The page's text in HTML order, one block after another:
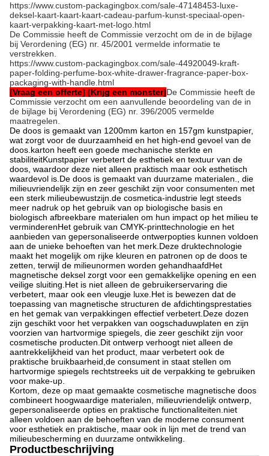
https://www.custom-packagingbox.com/sale-47148453-luxe-
deksel-kaart-kaart-kaart-cadeau-parfum-kunst-speciaal-open-
kaart-verpakking-kaart-met-logo.html
De Commissie heeft de Commissie verzocht om de in de bijlage
bij Verordening (EG) nr. 45/2001 vermelde informatie te
verstrekken.
https://www.custom-packagingbox.com/sale-44920049-kraft-
paper-folding-perfume-box-white-drawer-fragrance-paper-box-
packaging-with-handle.html
[Vraag een offerte] [Krijg een monster]De Commissie heeft de
Commissie verzocht om een aanvullende beoordeling van de in
de bijlage bij Verordening (EG) nr. 396/2005 vermelde
maatregelen.
De doos is gemaakt van 1200mm karton en 157gm kunstpapier,
wat zorgt voor de duurzaamheid en het high-end gevoel van de
doos.karton heeft een goede mechanische sterkte en
stabiliteitKunstpapier verbetert de esthetiek en textuur van de
doos, waardoor deze niet alleen praktisch maar ook esthetisch
waardevol is.De doos is gemaakt van duurzame materialen., die
milieuvriendelijk zijn en zeer geschikt zijn voor consumenten met
een sterk milieubewustzijn.de cosmetica-industrie legt steeds
meer nadruk op het gebruik van op biologische basis en
biologisch afbreekbare materialen om hun impact op het milieu te
verminderenHet gebruik van CMYK-printtechnologie en het
aanbieden van gepersonaliseerde ontwerpopties kunnen voldoen
aan de unieke behoeften van het merk.Deze druktechnologie
maakt het mogelijk om rijke kleuren en patronen op de doos te
zetten, terwijl de milieunormen worden gehandhaafdHet
magnetische deksel zorgt voor een gemakkelijke opening en een
veilige sluiting.Het is niet alleen de gebruikerservaring die
verbetert, maar ook een vleugje luxe.Het is bewezen dat de
toepassing van magnetische structuren de afdichtingsprestaties
en het gemak van verpakkingen effectief verbetert.Deze dozen
zijn geschikt voor het verpakken van oogschaduwplaten en zijn
voorzien van hartvormige spiegels, die zeer geschikt zijn voor
cosmetische producten.Dit ontwerp verhoogt niet alleen de
aantrekkelijkheid van het product, maar verbetert ook de
praktische bruikbaarheid,de consument in staat stellen om
hartvormige spiegels rechtstreeks uit de verpakking te gebruiken
voor make-up.
Kortom, deze op maat gemaakte cosmetische magnetische doos
combineert hoogwaardige materialen, milieuvriendelijk ontwerp,
gepersonaliseerde opties en praktische functionaliteiten.niet
alleen voldoen aan de behoeften van de moderne consument
voor esthetiek en praktische, maar ook in lijn met de trend van
milieubescherming en duurzame ontwikkeling.
Productbeschrijving